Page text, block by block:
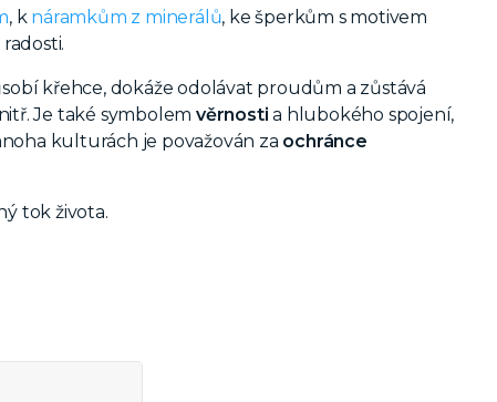
, k náramkům z minerálů, ke šperkům s motivem
křehce, dokáže odolávat proudům a zůstává
Je také symbolemvěrnostia hlubokého spojení,
kulturách je považován za ochránce
tok života.